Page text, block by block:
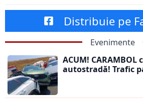
Distribuie pe
Evenimente
ACUM! CARAMBOL
autostradă! Trafic